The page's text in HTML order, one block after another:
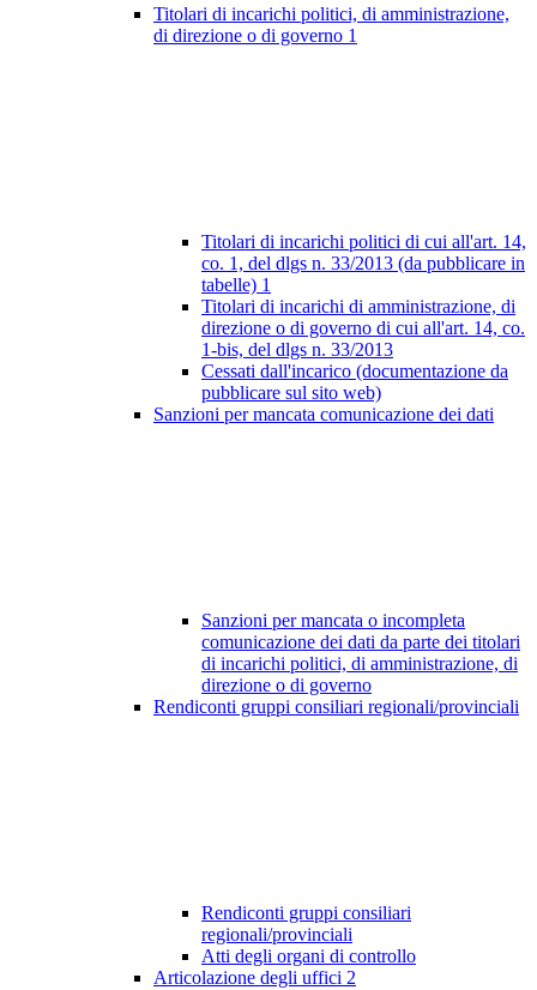
Titolari di incarichi politici, di amministrazione,
di direzione o di governo 1
Titolari di incarichi politici di cui all'art. 14,
co. 1, del dlgs n. 33/2013 (da pubblicare in
tabelle) 1
Titolari di incarichi di amministrazione, di
direzione o di governo di cui all'art. 14, co.
1-bis, del dlgs n. 33/2013
Cessati dall'incarico (documentazione da
pubblicare sul sito web)
Sanzioni per mancata comunicazione dei dati
Sanzioni per mancata o incompleta
comunicazione dei dati da parte dei titolari
di incarichi politici, di amministrazione, di
direzione o di governo
Rendiconti gruppi consiliari regionali/provinciali
Rendiconti gruppi consiliari
regionali/provinciali
Atti degli organi di controllo
Articolazione degli uffici 2